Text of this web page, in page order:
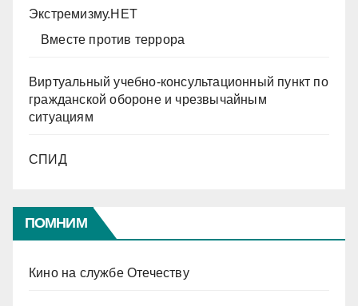
Экстремизму.НЕТ
Вместе против террора
Виртуальный учебно-консультационный пункт по
гражданской обороне и чрезвычайным
ситуациям
СПИД
ПОМНИМ
Кино на службе Отечеству